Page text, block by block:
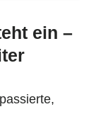
ein –